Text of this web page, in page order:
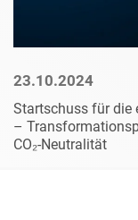
23.10.2024
Startschuss für die
–
CO₂-Neutralität